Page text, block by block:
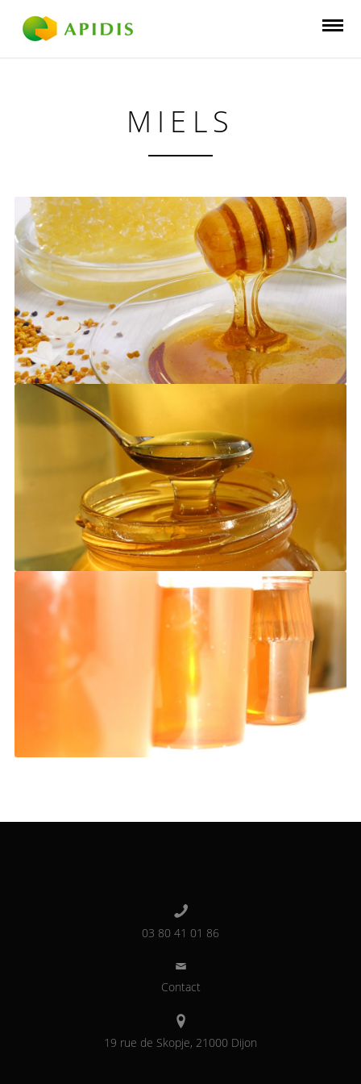
MIELS
03 80 41 01 86
Contact
19 rue de Skopje, 21000 Dijon